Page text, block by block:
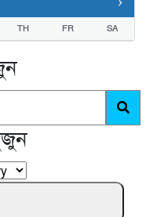
TH FR SA